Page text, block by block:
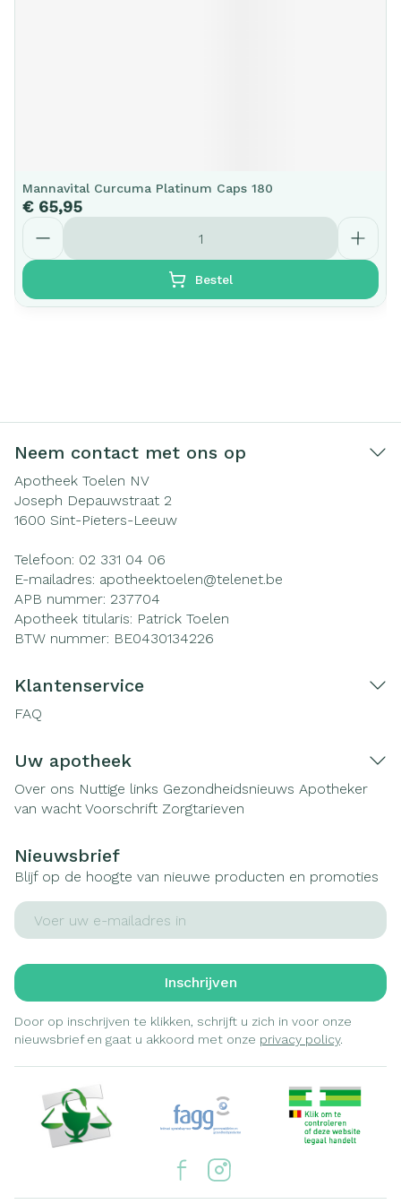
Mannavital Curcuma Platinum Caps 180
€ 65,95
Aantal
Bestel
Neem contact met ons op
Apotheek Toelen NV
Joseph Depauwstraat 2
1600 Sint-Pieters-Leeuw
Telefoon: 02 331 04 06
E-mailadres: apotheektoelen@telenet.be
APB nummer: 237704
Apotheek titularis: Patrick Toelen
BTW nummer: BE0430134226
Klantenservice
FAQ
Uw apotheek
Over ons Nuttige links Gezondheidsnieuws Apotheker
van wacht Voorschrift Zorgtarieven
Nieuwsbrief
Blijf op de hoogte van nieuwe producten en promoties
E-mail adres
Inschrijven
Door op inschrijven te klikken, schrijft u zich in voor onze
nieuwsbrief en gaat u akkoord met onze privacy policy.